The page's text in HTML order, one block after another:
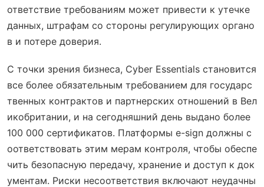
ответствие требованиям может привести к утечке
данных, штрафам со стороны регулирующих органо
в и потере доверия.
С точки зрения бизнеса, Cyber Essentials становится
все более обязательным требованием для государс
твенных контрактов и партнерских отношений в Вел
икобритании, и на сегодняшний день выдано более
100 000 сертификатов. Платформы e-sign должны с
оответствовать этим мерам контроля, чтобы обеспе
чить безопасную передачу, хранение и доступ к док
ументам. Риски несоответствия включают неудачны